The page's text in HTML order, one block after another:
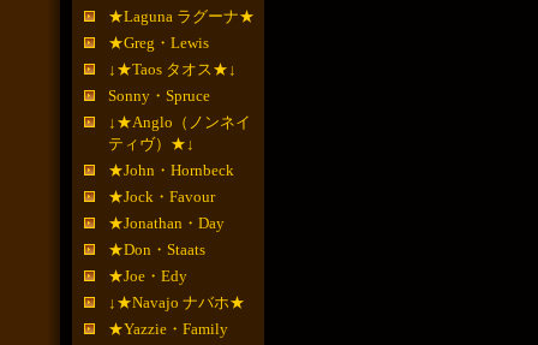
★Laguna ラグーナ★
★Greg・Lewis
↓★Taos タオス★↓
Sonny・Spruce
↓★Anglo（ノンネイ
ティヴ）★↓
★John・Hornbeck
★Jock・Favour
★Jonathan・Day
★Don・Staats
★Joe・Edy
↓★Navajo ナバホ★
★Yazzie・Family